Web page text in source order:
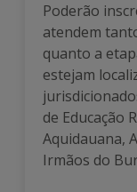
Poderão
atendem
quanto a
estejam
de Educação
Aquidauana,
Irmãos do